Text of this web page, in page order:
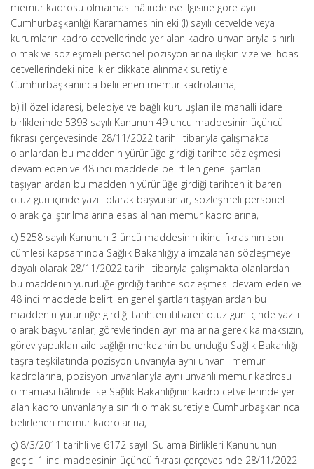
memur kadrosu olmaması hâlinde ise ilgisine göre aynı
Cumhurbaşkanlığı Kararnamesinin eki (I) sayılı cetvelde veya
kurumların kadro cetvellerinde yer alan kadro unvanlarıyla sınırlı
olmak ve sözleşmeli personel pozisyonlarına ilişkin vize ve ihdas
cetvellerindeki nitelikler dikkate alınmak suretiyle
Cumhurbaşkanınca belirlenen memur kadrolarına,
b) İl özel idaresi, belediye ve bağlı kuruluşları ile mahalli idare
birliklerinde 5393 sayılı Kanunun 49 uncu maddesinin üçüncü
fıkrası çerçevesinde 28/11/2022 tarihi itibarıyla çalışmakta
olanlardan bu maddenin yürürlüğe girdiği tarihte sözleşmesi
devam eden ve 48 inci maddede belirtilen genel şartları
taşıyanlardan bu maddenin yürürlüğe girdiği tarihten itibaren
otuz gün içinde yazılı olarak başvuranlar, sözleşmeli personel
olarak çalıştırılmalarına esas alınan memur kadrolarına,
c) 5258 sayılı Kanunun 3 üncü maddesinin ikinci fıkrasının son
cümlesi kapsamında Sağlık Bakanlığıyla imzalanan sözleşmeye
dayalı olarak 28/11/2022 tarihi itibarıyla çalışmakta olanlardan
bu maddenin yürürlüğe girdiği tarihte sözleşmesi devam eden ve
48 inci maddede belirtilen genel şartları taşıyanlardan bu
maddenin yürürlüğe girdiği tarihten itibaren otuz gün içinde yazılı
olarak başvuranlar, görevlerinden ayrılmalarına gerek kalmaksızın,
görev yaptıkları aile sağlığı merkezinin bulunduğu Sağlık Bakanlığı
taşra teşkilatında pozisyon unvanıyla aynı unvanlı memur
kadrolarına, pozisyon unvanlarıyla aynı unvanlı memur kadrosu
olmaması hâlinde ise Sağlık Bakanlığının kadro cetvellerinde yer
alan kadro unvanlarıyla sınırlı olmak suretiyle Cumhurbaşkanınca
belirlenen memur kadrolarına,
ç) 8/3/2011 tarihli ve 6172 sayılı Sulama Birlikleri Kanununun
geçici 1 inci maddesinin üçüncü fıkrası çerçevesinde 28/11/2022